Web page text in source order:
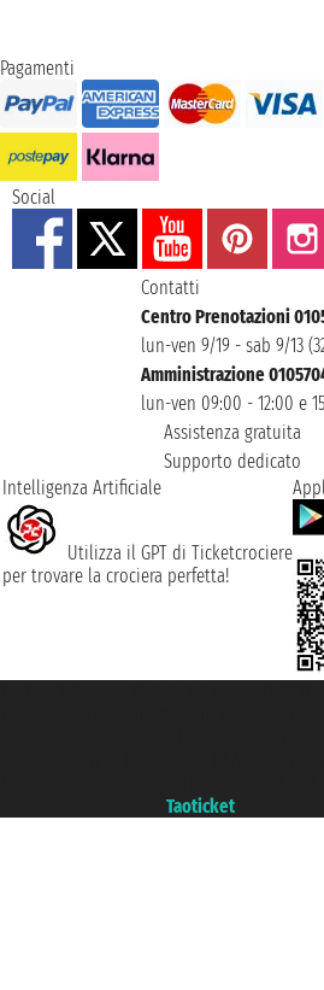
Pagamenti
Social
Contatti
Centro Prenotazioni
lun-ven 9/19 - sab 9/13
Amministrazione
lun-ven 09:00 - 12:00 e
Assistenza gratuita
Supporto dedicato
Intelligenza Artificiale
Utilizza il GPT di Ticketcrociere
per trovare la crociera perfetta!
Taoticket